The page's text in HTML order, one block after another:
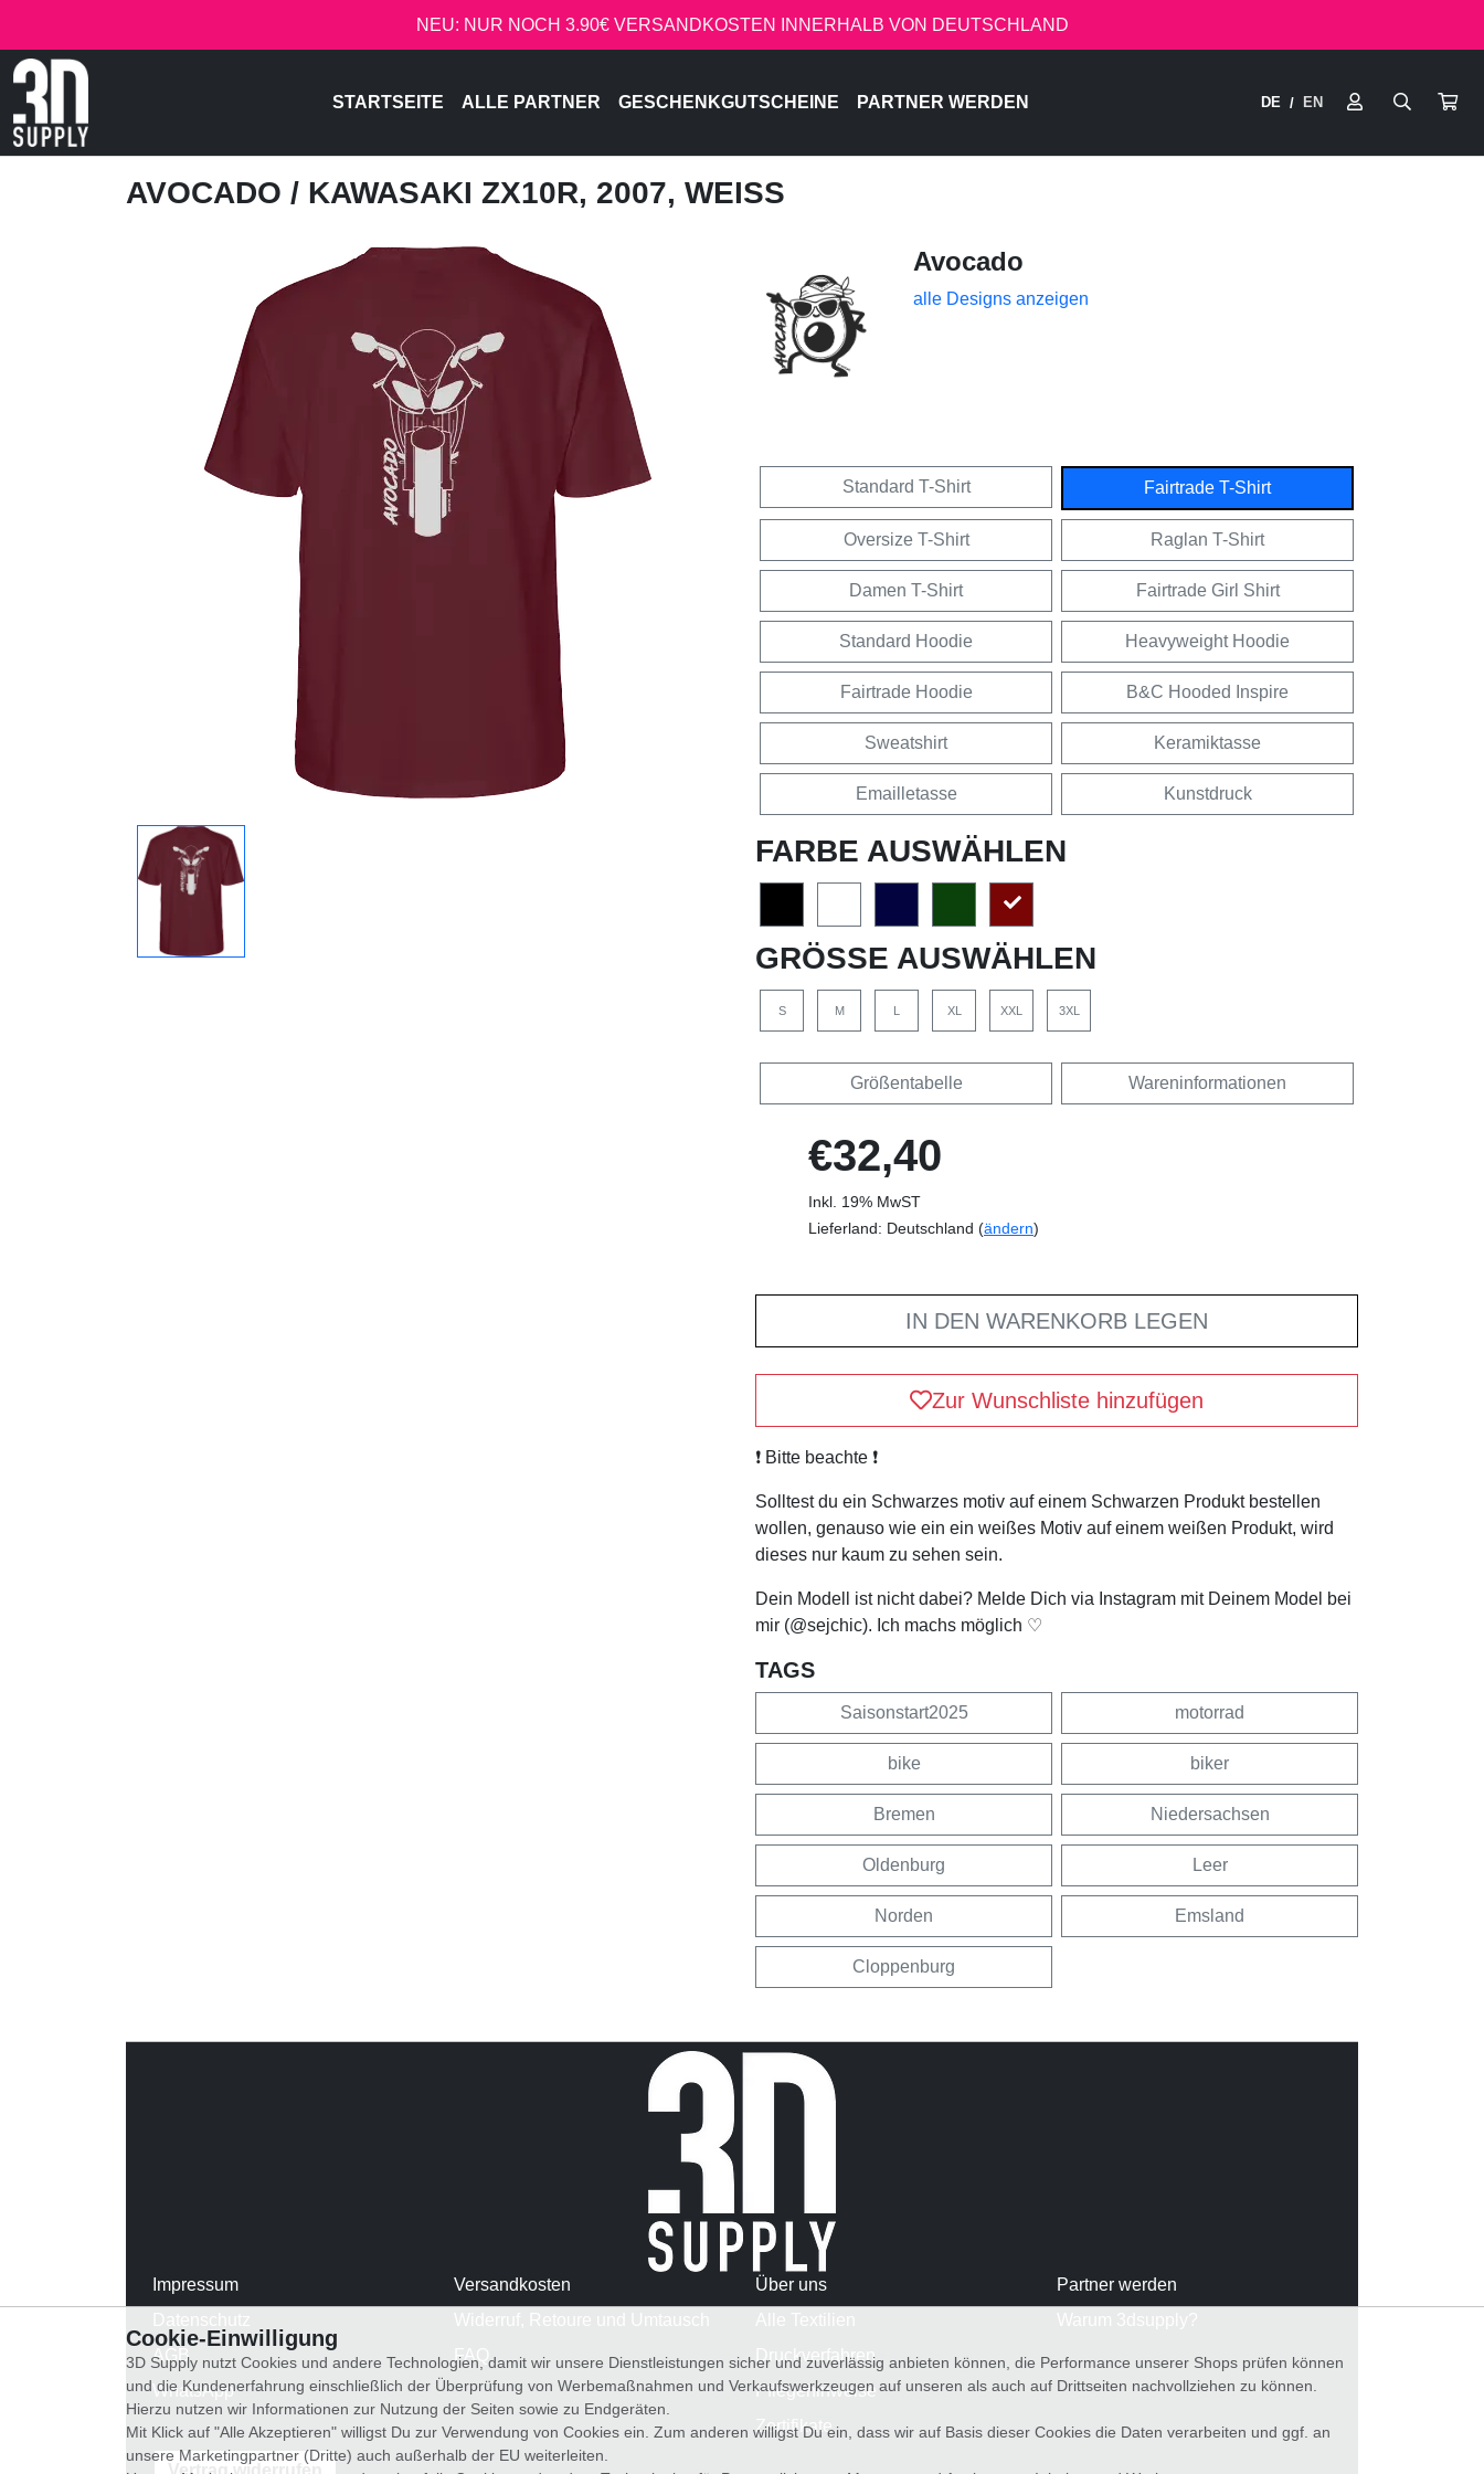
NEU: NUR NOCH 3.90€ VERSANDKOSTEN INNERHALB VON DEUTSCHLAND
STARTSEITE ALLE PARTNER GESCHENKGUTSCHEINE PARTNER WERDEN DE / EN
AVOCADO / KAWASAKI ZX10R, 2007, WEISS
Avocado
alle Designs anzeigen
Standard T-Shirt Fairtrade T-Shirt
Oversize T-Shirt Raglan T-Shirt
Damen T-Shirt Fairtrade Girl Shirt
Standard Hoodie Heavyweight Hoodie
Fairtrade Hoodie B&C Hooded Inspire
Sweatshirt Keramiktasse
Emailletasse Kunstdruck
FARBE AUSWÄHLEN
GRÖSSE AUSWÄHLEN
S M L XL XXL 3XL
Größentabelle Wareninformationen
€32,40
Inkl. 19% MwST
Lieferland: Deutschland (ändern)
IN DEN WARENKORB LEGEN
Zur Wunschliste hinzufügen
❗️ Bitte beachte ❗️
Solltest du ein Schwarzes motiv auf einem Schwarzen Produkt bestellen
wollen, genauso wie ein ein weißes Motiv auf einem weißen Produkt, wird
dieses nur kaum zu sehen sein.
Dein Modell ist nicht dabei? Melde Dich via Instagram mit Deinem Model bei
mir (@sejchic). Ich machs möglich ♡
TAGS
Saisonstart2025 motorrad
bike biker
Bremen Niedersachsen
Oldenburg Leer
Norden Emsland
Cloppenburg
Impressum
AGB
WhatsApp
Versandkosten
FAQ
Über uns
Druckverfahren
Pflegehinweise
Zertifikate
Partner werden
Cookie-Einwilligung
3D Supply nutzt Cookies und andere Technologien, damit wir unsere Dienstleistungen sicher und zuverlässig anbieten können, die Performance unserer Shops prüfen können
und die Kundenerfahrung einschließlich der Überprüfung von Werbemaßnahmen und Verkaufswerkzeugen auf unseren als auch auf Drittseiten nachvollziehen zu können.
Hierzu nutzen wir Informationen zur Nutzung der Seiten sowie zu Endgeräten.
Mit Klick auf "Alle Akzeptieren" willigst Du zur Verwendung von Cookies ein. Zum anderen willigst Du ein, dass wir auf Basis dieser Cookies die Daten verarbeiten und ggf. an
unsere Marketingpartner (Dritte) auch außerhalb der EU weiterleiten.